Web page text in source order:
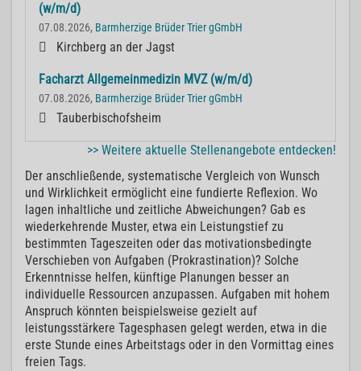
(w/m/d)
07.08.2026, Barmherzige Brüder Trier gGmbH
Kirchberg an der Jagst
Facharzt Allgemeinmedizin MVZ (w/m/d)
07.08.2026, Barmherzige Brüder Trier gGmbH
Tauberbischofsheim
>> Weitere aktuelle Stellenangebote entdecken!
Der anschließende, systematische Vergleich von Wunsch
und Wirklichkeit ermöglicht eine fundierte Reflexion. Wo
lagen inhaltliche und zeitliche Abweichungen? Gab es
wiederkehrende Muster, etwa ein Leistungstief zu
bestimmten Tageszeiten oder das motivationsbedingte
Verschieben von Aufgaben (Prokrastination)? Solche
Erkenntnisse helfen, künftige Planungen besser an
individuelle Ressourcen anzupassen. Aufgaben mit hohem
Anspruch könnten beispielsweise gezielt auf
leistungsstärkere Tagesphasen gelegt werden, etwa in die
erste Stunde eines Arbeitstags oder in den Vormittag eines
freien Tags.